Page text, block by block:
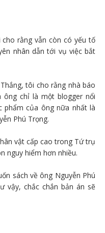
cho rằng vẫn còn có yếu tố
nhân dẫn tới vụ việc bắt
tôi cho rằng nhà báo
ông chỉ là một blogger nổi
phẩm của ông nữa nhất là
Phú Trọng.
vật cấp cao trong Tứ trụ
nguy hiểm hơn nhiều.
sách về ông Nguyễn Phú
vậy, chắc chắn bản án sẽ